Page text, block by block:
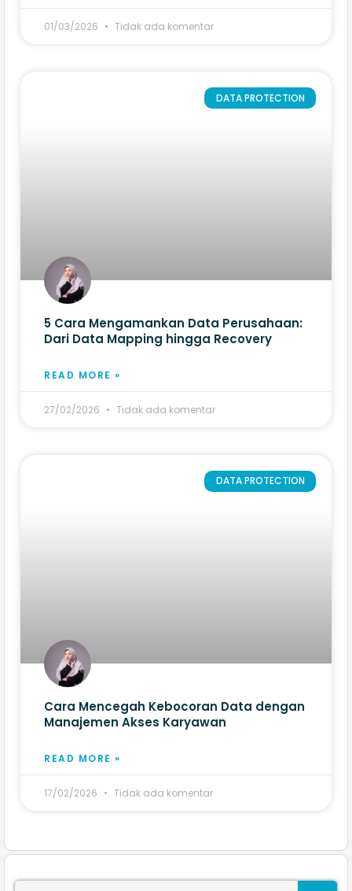
01/03/2026 Tidak ada komentar
DATA PROTECTION
5 Cara Mengamankan Data Perusahaan:
Dari Data Mapping hingga Recovery
READ MORE »
27/02/2026 Tidak ada komentar
DATA PROTECTION
Cara Mencegah Kebocoran Data dengan
Manajemen Akses Karyawan
READ MORE »
17/02/2026 Tidak ada komentar